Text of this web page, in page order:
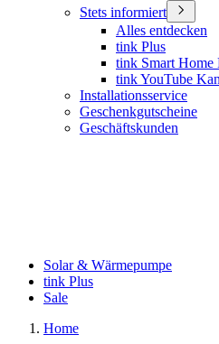
Stets informiert
Alles entdecken
tink Plus
tink Smart Home
tink YouTube
Installationsservice
Geschenkgutscheine
Geschäftskunden
Solar & Wärmepumpe
tink Plus
Sale
Home